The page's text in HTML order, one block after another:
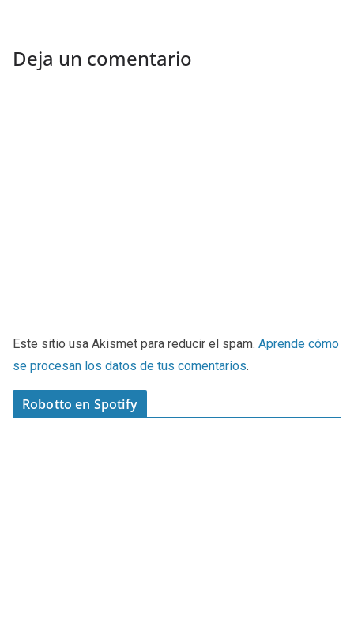
Deja un comentario
Este sitio usa Akismet para reducir el spam. Aprende cómo
se procesan los datos de tus comentarios.
Robotto en Spotify